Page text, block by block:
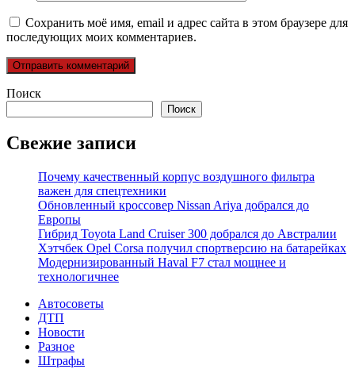
Сохранить моё имя, email и адрес сайта в этом браузере для
последующих моих комментариев.
Поиск
Поиск
Свежие записи
Почему качественный корпус воздушного фильтра
важен для спецтехники
Обновленный кроссовер Nissan Ariya добрался до
Европы
Гибрид Toyota Land Cruiser 300 добрался до Австралии
Хэтчбек Opel Corsa получил спортверсию на батарейках
Модернизированный Haval F7 стал мощнее и
технологичнее
Автосоветы
ДТП
Новости
Разное
Штрафы